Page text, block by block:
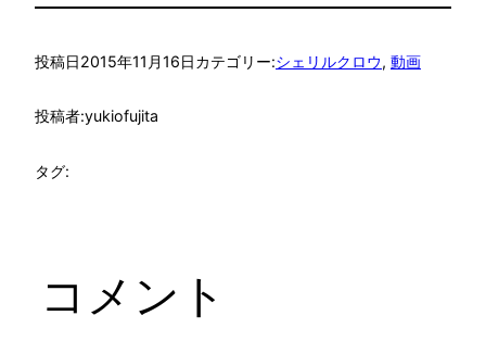
投稿日2015年11月16日カテゴリー:シェリルクロウ, 動画
投稿者:yukiofujita
タグ:
コメント